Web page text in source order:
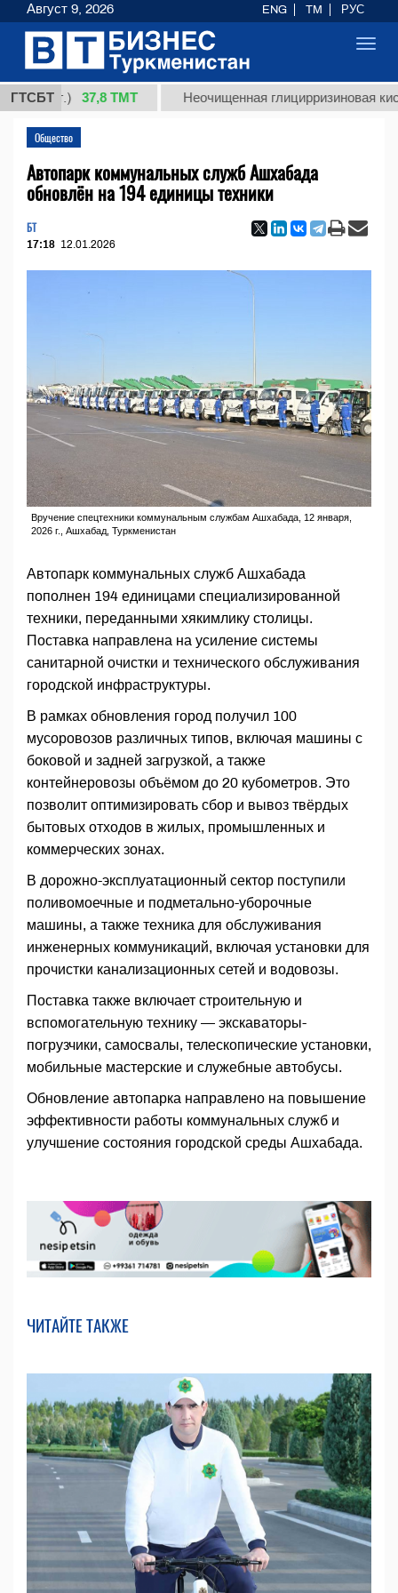
ГТСБТ
(кг.) 37,8 ТМТ Неочищенная глицирризиновая кислота
Общество
Автопарк коммунальных служб Ашхабада
обновлён на 194 единицы техники
БТ
17:18 12.01.2026
Вручение спецтехники коммунальным службам Ашхабада, 12 января,
2026 г., Ашхабад, Туркменистан
Автопарк коммунальных служб Ашхабада
пополнен 194 единицами специализированной
техники, переданными хякимлику столицы.
Поставка направлена на усиление системы
санитарной очистки и технического обслуживания
городской инфраструктуры.
В рамках обновления город получил 100
мусоровозов различных типов, включая машины с
боковой и задней загрузкой, а также
контейнеровозы объёмом до 20 кубометров. Это
позволит оптимизировать сбор и вывоз твёрдых
бытовых отходов в жилых, промышленных и
коммерческих зонах.
В дорожно-эксплуатационный сектор поступили
поливомоечные и подметально-уборочные
машины, а также техника для обслуживания
инженерных коммуникаций, включая установки для
прочистки канализационных сетей и водовозы.
Поставка также включает строительную и
вспомогательную технику — экскаваторы-
погрузчики, самосвалы, телескопические установки,
мобильные мастерские и служебные автобусы.
Обновление автопарка направлено на повышение
эффективности работы коммунальных служб и
улучшение состояния городской среды Ашхабада.
ЧИТАЙТЕ ТАКЖЕ
Август 9, 2026 ENG TM РУС